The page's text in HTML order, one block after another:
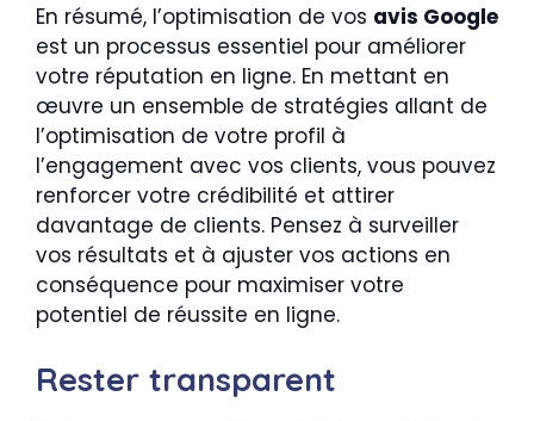
En résumé, l’optimisation de vos avis Google
est un processus essentiel pour améliorer
votre réputation en ligne. En mettant en
œuvre un ensemble de stratégies allant de
l’optimisation de votre profil à
l’engagement avec vos clients, vous pouvez
renforcer votre crédibilité et attirer
davantage de clients. Pensez à surveiller
vos résultats et à ajuster vos actions en
conséquence pour maximiser votre
potentiel de réussite en ligne.
Rester transparent